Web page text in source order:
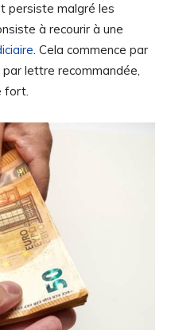
persiste malgré les
à recourir à une
. Cela commence par
lettre recommandée,
fort.